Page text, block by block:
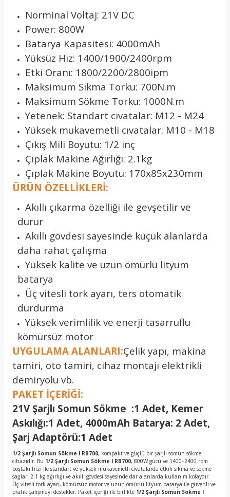
Norminal Voltaj: 21V DC
Power: 800W
Batarya Kapasitesi: 4000mAh
Yüksüz Hız: 1400/1900/2400rpm
Etki Oranı: 1800/2200/2800ipm
Maksimum Sıkma Torku: 700N.m
Maksimum Sökme Torku: 1000N.m
Yetenek: Standart cıvatalar: M12 - M24
Yüksek mukavemetli cıvatalar: M10 - M18
Çıkış Mili Boyutu: 1/2 inç
Çıplak Makine Ağırlığı: 2.1kg
Çıplak Makine Boyutu: 170x85x230mm
ÜRÜN ÖZELLİKLERİ:
Akıllı çıkarma özelliği ile gevşetilir ve
durur
Akıllı gövdesi sayesinde küçük alanlarda
daha rahat çalışma
Yüksek kalite ve uzun ömürlü lityum
batarya
Üç vitesli tork ayarı, ters otomatik
durdurma
Yüksek verimlilik ve enerji tasarruflu
kömürsüz motor
UYGULAMA ALANLARI:Çelik yapı, makina
tamiri, oto tamiri, cihaz montajı elektrikli
demiryolu vb.
PAKET İÇERİĞİ:
21V Şarjlı Somun Sökme :1 Adet, Kemer
Askılığı:1 Adet, 4000mAh Batarya: 2 Adet,
Şarj Adaptörü:1 Adet
1/2 Şarjlı Somun Sökme I RB700, kompakt ve güçlü bir şarjlı somun sökme
cihazıdır. Bu 1/2 Şarjlı Somun Sökme I RB700, 800W gücü ve 1400–2400 rpm
boştaki hızı ile standart ve yüksek mukavemetli civatalarda etkili sıkma ve sökme
sağlar. 2.1 kg ağırlığı ve akıllı gövdesi sayesinde dar alanlarda kullanım kolaydır.
Üç vitesli tork ayarı, kömürsüz motor ve uzun ömürlü lityum batarya ile güvenli ve
pratik çalışmayı destekler. Paket içeriği ile birlikte 1/2 Şarjlı Somun Sökme I